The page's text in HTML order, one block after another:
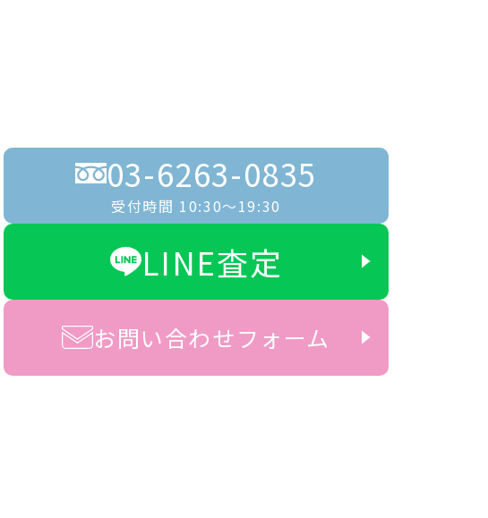
03-6263-0835
受付時間 10:30〜19:30
LINE査定
お問い合わせフォーム